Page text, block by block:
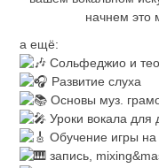
начнем это
а ещё:
Сольфеджио и
Развитие слуха
Основы муз.
Уроки вокала для
Обучение игры
запись,